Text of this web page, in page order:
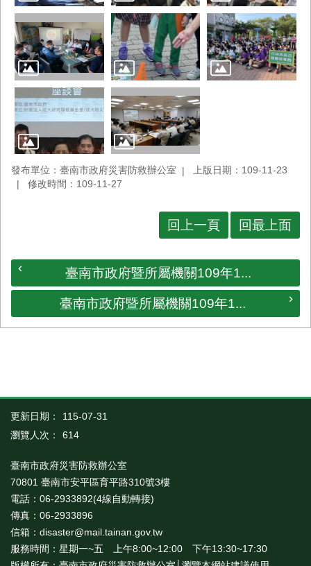
發布單位：臺南市政府災害防救辦公室
上版日期：109-11-23
修改時間：109-11-27
回上一頁 回最上面
臺南市政府暨所屬機關109年1...
臺南市政府暨所屬機關109年1...
更新日期：
115-07-31
瀏覽人次：
614
臺南市政府災害防救辦公室
70801 臺南市安平區育平路310號3樓
電話：06-2933892(4線自動轉接)
傳真：06-2933896
信箱：disaster@mail.tainan.gov.tw
服務時間：星期一~五 上午8:00~12:00 下午13:30~17:30